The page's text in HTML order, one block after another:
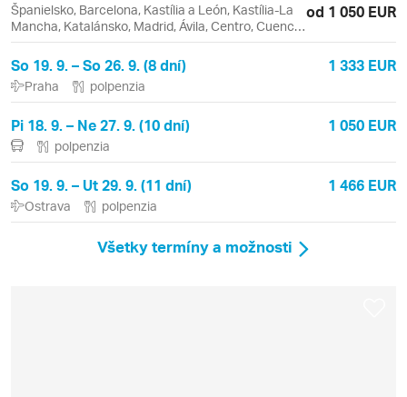
Španielsko, Barcelona, Kastília a León, Kastília-La
Mancha, Katalánsko, Madrid, Ávila, Centro, Cuenca,
Retiro, Toledo
od 1 050 EUR
So 19. 9. – So 26. 9. (8 dní) 1 333 EUR
Praha polpenzia
Pi 18. 9. – Ne 27. 9. (10 dní) 1 050 EUR
polpenzia
So 19. 9. – Ut 29. 9. (11 dní) 1 466 EUR
Ostrava polpenzia
Všetky termíny a možnosti